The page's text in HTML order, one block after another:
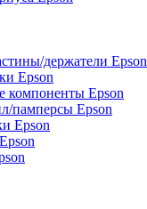
держатели Epson
Epson
компоненты Epson
памперсы Epson
Epson